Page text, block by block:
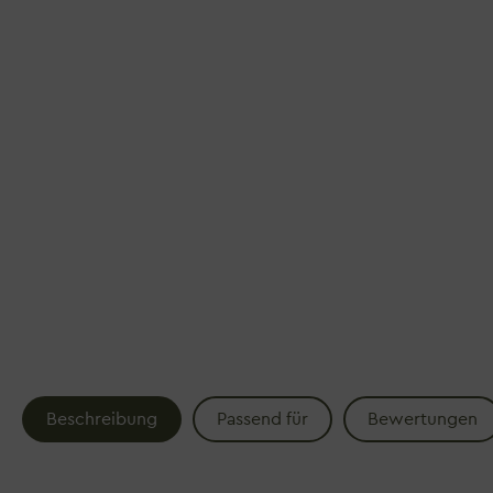
Beschreibung Passend für Bewertungen